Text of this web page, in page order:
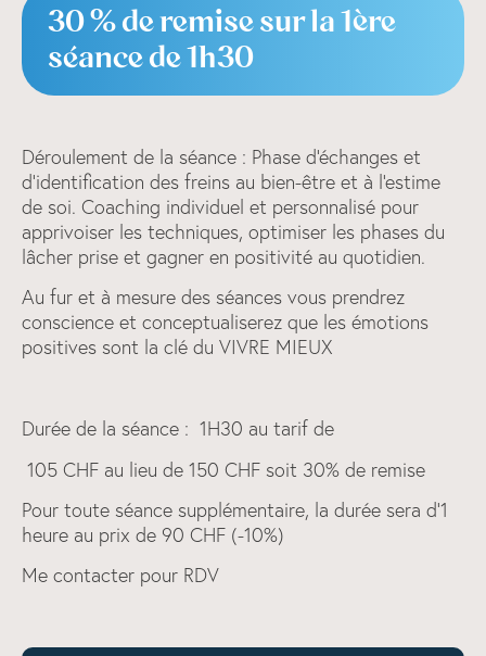
30 % de remise sur la 1ère
séance de 1h30
Déroulement de la séance : Phase d'échanges et
d'identification des freins au bien-être et à l'estime
de soi. Coaching individuel et personnalisé pour
apprivoiser les techniques, optimiser les phases du
lâcher prise et gagner en positivité au quotidien.
Au fur et à mesure des séances vous prendrez
conscience et conceptualiserez que les émotions
positives sont la clé du VIVRE MIEUX
Durée de la séance : 1H30 au tarif de
105 CHF au lieu de 150 CHF soit 30% de remise
Pour toute séance supplémentaire, la durée sera d'1
heure au prix de 90 CHF (-10%)
Me contacter pour RDV